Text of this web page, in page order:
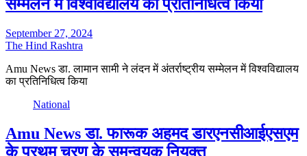
सम्मेलन में विश्वविद्यालय का प्रतिनिधित्व किया
September 27, 2024
The Hind Rashtra
Amu News डा. लामान सामी ने लंदन में अंतर्राष्ट्रीय सम्मेलन में विश्वविद्यालय
का प्रतिनिधित्व किया
National
Amu News डा. फारूक अहमद डारएनसीआईएसएम
के प्रथम चरण के समन्वयक नियुक्त